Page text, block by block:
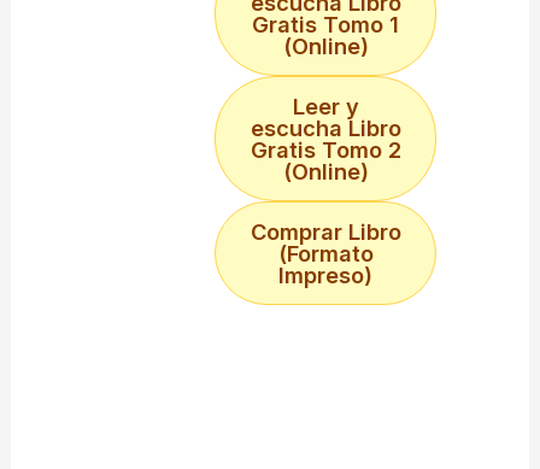
Gratis Tomo 1
(Online)
Leer y
escucha Libro
Gratis Tomo 2
(Online)
Comprar Libro
(Formato
Impreso)